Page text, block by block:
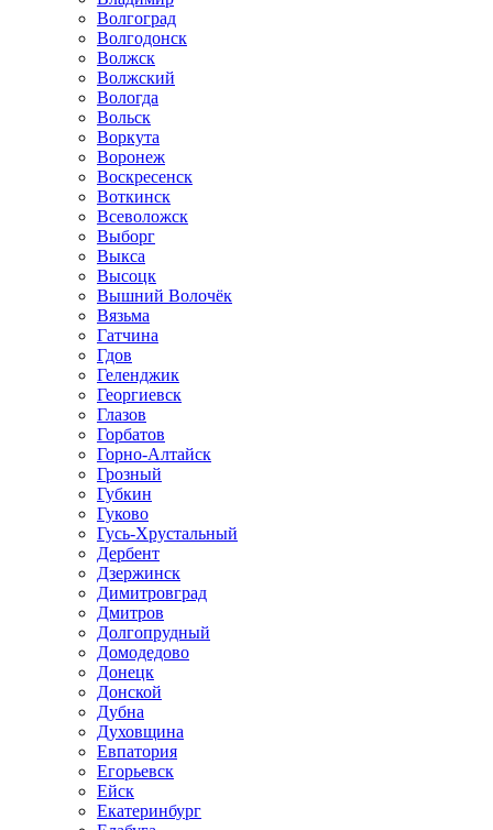
Волгоград
Волгодонск
Волжск
Волжский
Вологда
Вольск
Воркута
Воронеж
Воскресенск
Воткинск
Всеволожск
Выборг
Выкса
Высоцк
Вышний Волочёк
Вязьма
Гатчина
Гдов
Геленджик
Георгиевск
Глазов
Горбатов
Горно-Алтайск
Грозный
Губкин
Гуково
Гусь-Хрустальный
Дербент
Дзержинск
Димитровград
Дмитров
Долгопрудный
Домодедово
Донецк
Донской
Дубна
Духовщина
Евпатория
Егорьевск
Ейск
Екатеринбург